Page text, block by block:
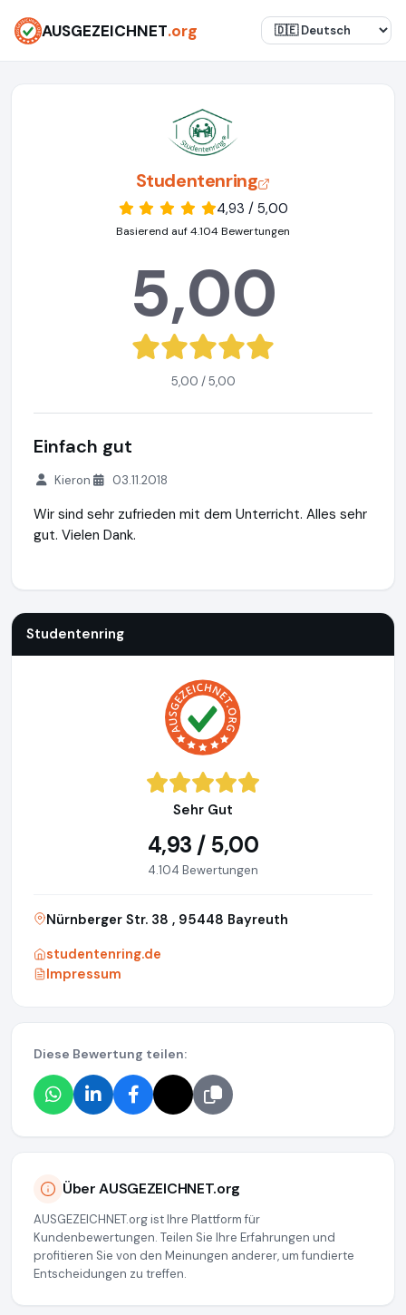
AUSGEZEICHNET.org
Studentenring
4,93 / 5,00
Basierend auf 4.104 Bewertungen
5,00
5,00 / 5,00
Einfach gut
Kieron 03.11.2018
Wir sind sehr zufrieden mit dem Unterricht. Alles sehr
gut. Vielen Dank.
Studentenring
Sehr Gut
4,93 / 5,00
4.104 Bewertungen
Nürnberger Str. 38 , 95448 Bayreuth
studentenring.de
Impressum
Diese Bewertung teilen:
Über AUSGEZEICHNET.org
AUSGEZEICHNET.org ist Ihre Plattform für
Kundenbewertungen. Teilen Sie Ihre Erfahrungen und
profitieren Sie von den Meinungen anderer, um fundierte
Entscheidungen zu treffen.